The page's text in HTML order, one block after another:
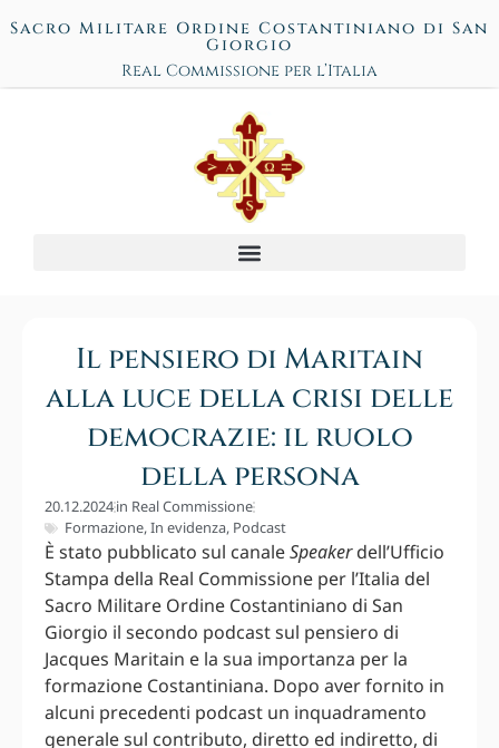
Sacro Militare Ordine Costantiniano di San
Giorgio
Real Commissione per l’Italia
Il pensiero di Maritain
alla luce della crisi delle
democrazie: il ruolo
della persona
20.12.2024in Real Commissione
Formazione,In evidenza, Podcast
È stato pubblicato sul canaleSpeakerdell’Ufficio
Stampa della Real Commissione per l’Italia del
Sacro Militare Ordine Costantiniano di San
Giorgio il secondo podcast sul pensiero di
Jacques Maritain e la sua importanza per la
formazione Costantiniana. Dopo aver fornito in
alcuni precedenti podcast un inquadramento
generale sul contributo, diretto ed indiretto, di